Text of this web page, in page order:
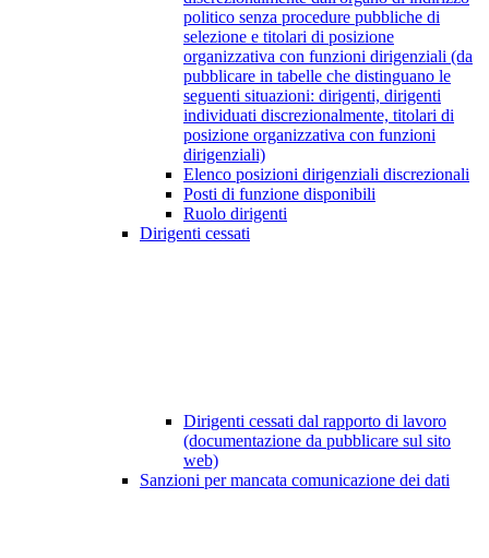
politico senza procedure pubbliche di
selezione e titolari di posizione
organizzativa con funzioni dirigenziali (da
pubblicare in tabelle che distinguano le
seguenti situazioni: dirigenti, dirigenti
individuati discrezionalmente, titolari di
posizione organizzativa con funzioni
dirigenziali)
Elenco posizioni dirigenziali discrezionali
Posti di funzione disponibili
Ruolo dirigenti
Dirigenti cessati
Dirigenti cessati dal rapporto di lavoro
(documentazione da pubblicare sul sito
web)
Sanzioni per mancata comunicazione dei dati